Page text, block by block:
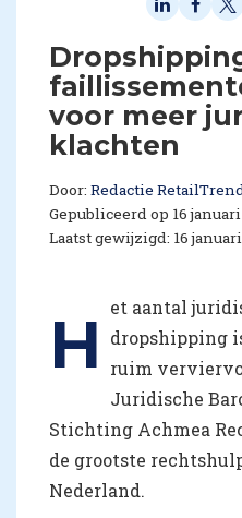
voor meer
klachten
Door: Redactie
Gepubliceerd op 16 januari
Laatst gewijzigd: 16
H
et aantal
dropshipping
ruim
Juridische
Stichting Achmea
de grootste
Nederland.